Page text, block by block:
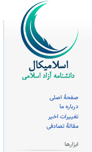
صفحهٔ اصلی
درباره ما
تغییرات اخیر
مقالهٔ تصادفی
ابزارها